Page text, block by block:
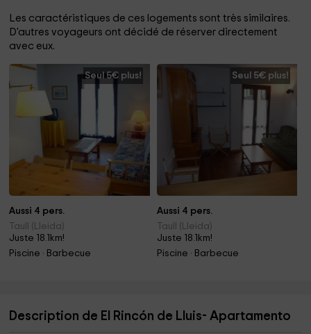
Les caractéristiques de ces logements sont très similaires.
D'autres voyageurs ont décidé de réserver directement
avec eux.
Seul 5€ plus!
Aussi 4 pers.
Taull (Lleida)
Juste 18.1km!
Piscine · Barbecue
Seul 5€ plus!
Aussi 4 pers.
Taull (Lleida)
Juste 18.1km!
Piscine · Barbecue
Description de El Rincón de Lluis- Apartamento